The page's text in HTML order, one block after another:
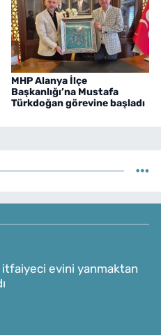
MHP Alanya İlçe
Başkanlığı’na Mustafa
Türkdoğan görevine başladı
itfaiyeci evini yanmaktan